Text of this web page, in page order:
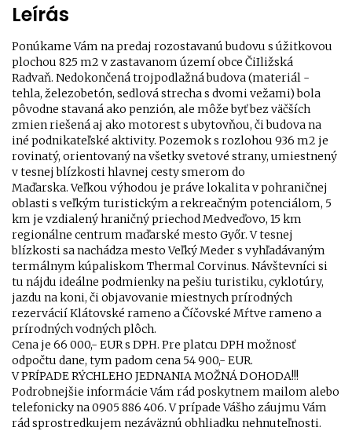
Leírás
Ponúkame Vám na predaj rozostavanú budovu s úžitkovou
plochou 825 m2 v zastavanom území obce ČiIližská
Radvaň. Nedokončená trojpodlažná budova (materiál -
tehla, železobetón, sedlová strecha s dvomi vežami) bola
pôvodne stavaná ako penzión, ale môže byť bez väčších
zmien riešená aj ako motorest s ubytovňou, či budova na
iné podnikateľské aktivity. Pozemok s rozlohou 936 m2 je
rovinatý, orientovaný na všetky svetové strany, umiestnený
v tesnej blízkosti hlavnej cesty smerom do
Maďarska. Veľkou výhodou je práve lokalita v pohraničnej
oblasti s veľkým turistickým a rekreačným potenciálom, 5
km je vzdialený hraničný priechod Medveďovo, 15 km
regionálne centrum maďarské mesto Győr. V tesnej
blízkosti sa nachádza mesto Veľký Meder s vyhľadávaným
termálnym kúpaliskom Thermal Corvinus. Návštevníci si
tu nájdu ideálne podmienky na pešiu turistiku, cyklotúry,
jazdu na koni, či objavovanie miestnych prírodných
rezervácií Klátovské rameno a Číčovské Mŕtve rameno a
prírodných vodných plôch.
Cena je 66 000,- EUR s DPH. Pre platcu DPH možnosť
odpočtu dane, tym padom cena 54 900,- EUR.
V PRÍPADE RÝCHLEHO JEDNANIA MOŽNÁ DOHODA!!!
Podrobnejšie informácie Vám rád poskytnem mailom alebo
telefonicky na 0905 886 406. V prípade Vášho záujmu Vám
rád sprostredkujem nezáväznú obhliadku nehnuteľnosti.